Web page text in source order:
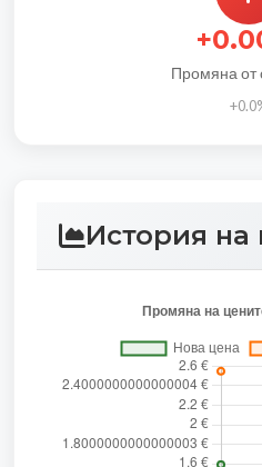
Промяна от
История на